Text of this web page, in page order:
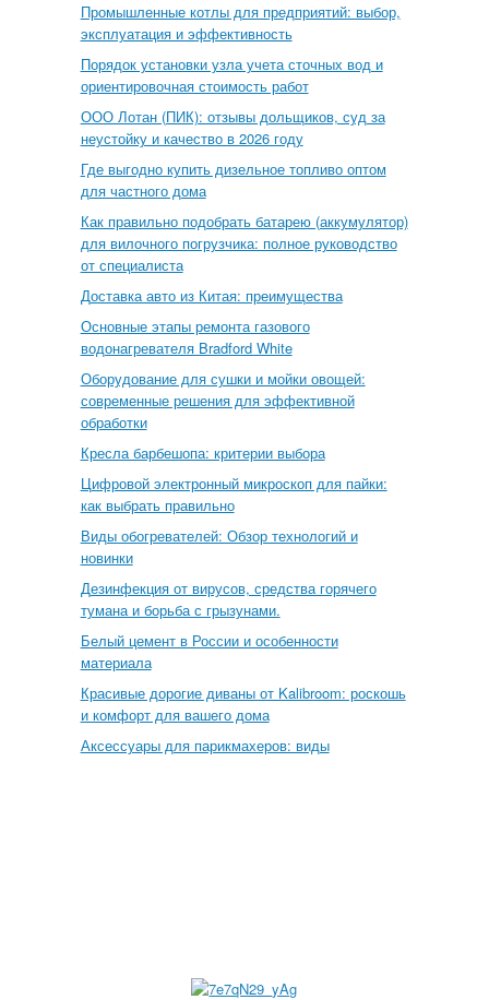
Промышленные котлы для предприятий: выбор,
эксплуатация и эффективность
Порядок установки узла учета сточных вод и
ориентировочная стоимость работ
ООО Лотан (ПИК): отзывы дольщиков, суд за
неустойку и качество в 2026 году
Где выгодно купить дизельное топливо оптом
для частного дома
Как правильно подобрать батарею (аккумулятор)
для вилочного погрузчика: полное руководство
от специалиста
Доставка авто из Китая: преимущества
Основные этапы ремонта газового
водонагревателя Bradford White
Оборудование для сушки и мойки овощей:
современные решения для эффективной
обработки
Кресла барбешопа: критерии выбора
Цифровой электронный микроскоп для пайки:
как выбрать правильно
Виды обогревателей: Обзор технологий и
новинки
Дезинфекция от вирусов, средства горячего
тумана и борьба с грызунами.
Белый цемент в России и особенности
материала
Красивые дорогие диваны от Kalibroom: роскошь
и комфорт для вашего дома
Аксессуары для парикмахеров: виды